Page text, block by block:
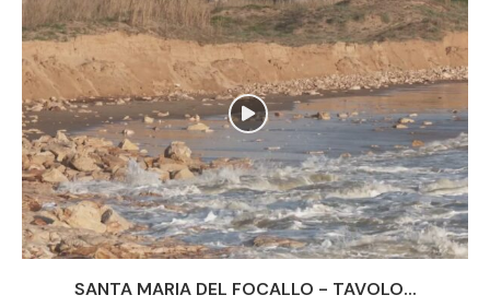
SANTA MARIA DEL FOCALLO - TAVOLO...